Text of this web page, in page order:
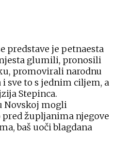
predstave je petnaesta
glumili, pronosili
promovirali narodnu
sve to s jednim ciljem, a
Stepinca.
Novskoj mogli
župljanima njegove
baš uoči blagdana